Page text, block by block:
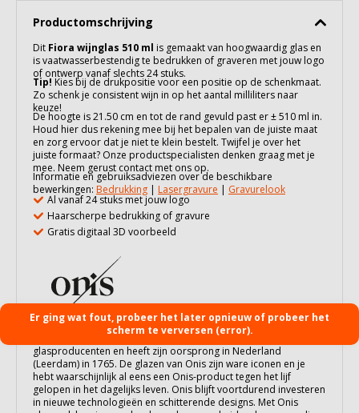
Productomschrijving
Dit Fiora wijnglas 510 ml is gemaakt van hoogwaardig glas en
is vaatwasserbestendig te bedrukken of graveren met jouw logo
of ontwerp vanaf slechts 24 stuks.
Tip! Kies bij de drukpositie voor een positie op de schenkmaat.
Zo schenk je consistent wijn in op het aantal milliliters naar
keuze!
De hoogte is 21.50 cm en tot de rand gevuld past er ± 510 ml in.
Houd hier dus rekening mee bij het bepalen van de juiste maat
en zorg ervoor dat je niet te klein bestelt. Twijfel je over het
juiste formaat? Onze productspecialisten denken graag met je
mee. Neem gerust contact met ons op.
Informatie en gebruiksadviezen over de beschikbare
bewerkingen: Bedrukking | Lasergravure | Gravurelook
Al vanaf 24 stuks met jouw logo
Haarscherpe bedrukking of gravure
Gratis digitaal 3D voorbeeld
Onis (voorheen Libbey) is een van 's werelds grootste
glasproducenten en heeft zijn oorsprong in Nederland
(Leerdam) in 1765. De glazen van Onis zijn ware iconen en je
hebt waarschijnlijk al eens een Onis-product tegen het lijf
gelopen in het dagelijks leven. Onis blijft voortdurend investeren
in nieuwe technologieën en schitterende designs. Met Onis
Er ging wat fout, probeer het later opnieuw of probeer het
scherm te verversen (error).